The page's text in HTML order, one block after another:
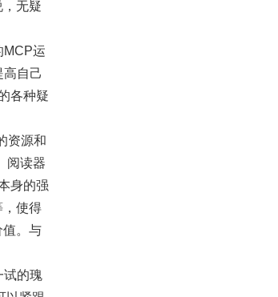
无疑
MCP运
自己
各种疑
资源和
阅读器
身的强
，使得
值。与
试的瑰